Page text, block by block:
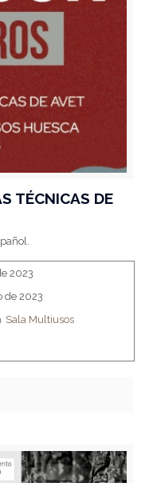
TÉCNICAS DE
2023
de 2023
Sala Multiusos